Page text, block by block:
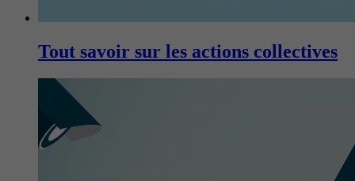
Tout savoir sur les actions collectives